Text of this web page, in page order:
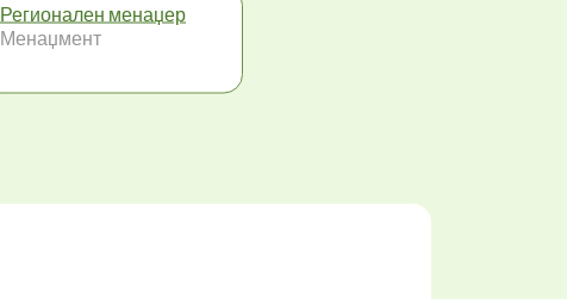
Регионален менаџер
Менаџмент